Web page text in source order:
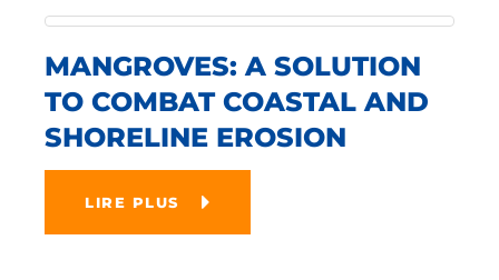
MANGROVES: A SOLUTION
TO COMBAT COASTAL AND
SHORELINE EROSION
LIRE PLUS